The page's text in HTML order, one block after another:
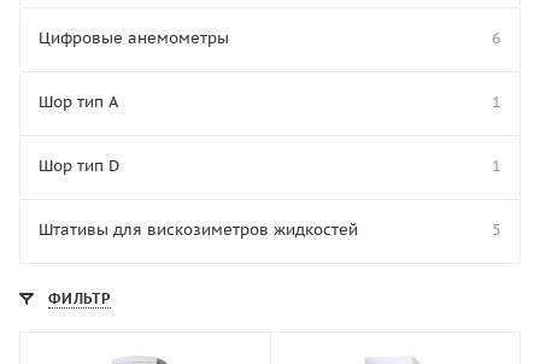
Цифровые анемометры 6
Шор тип A 1
Шор тип D 1
Штативы для вискозиметров жидкостей 5
ФИЛЬТР